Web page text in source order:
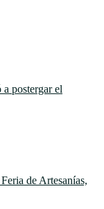
postergar el
de Artesanías,